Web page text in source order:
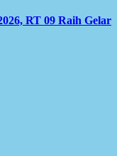
RT 09 Raih Gelar